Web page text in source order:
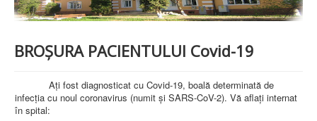
CERTIFICAT ACREDITARE SPITAL
STRUCTURA SPITALULUI
SECŢIA OBSTETRICĂ GINECOLOGIE
SECŢIA BOLI INFECŢIOASE
SECŢIA MEDICINĂ INTERNĂ
COMPARTIMENT PEDIATRIE
BROȘURA PACIENTULUI Covid-19
Ați fost diagnosticat cu Covid-19, boală determinată de
infecția cu noul coronavirus (numit și SARS-CoV-2). Vă aflați internat
în spital: